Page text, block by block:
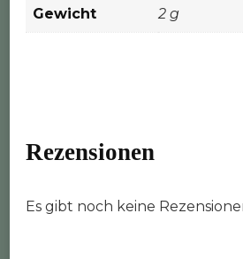
Gewicht 2 g
Rezensionen
Es gibt noch keine